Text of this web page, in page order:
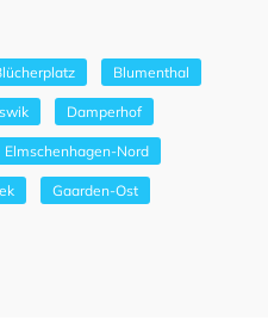
Blumenthal
Damperhof
Elmschenhagen-Nord
Gaarden-Ost